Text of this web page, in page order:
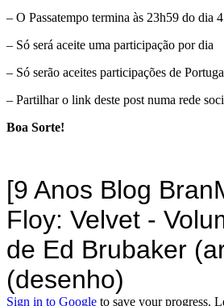
– O Passatempo termina às 23h59 do dia
– Só será aceite uma participação por dia
– Só serão aceites participações de
– Partilhar o link deste post numa rede
Boa Sorte!